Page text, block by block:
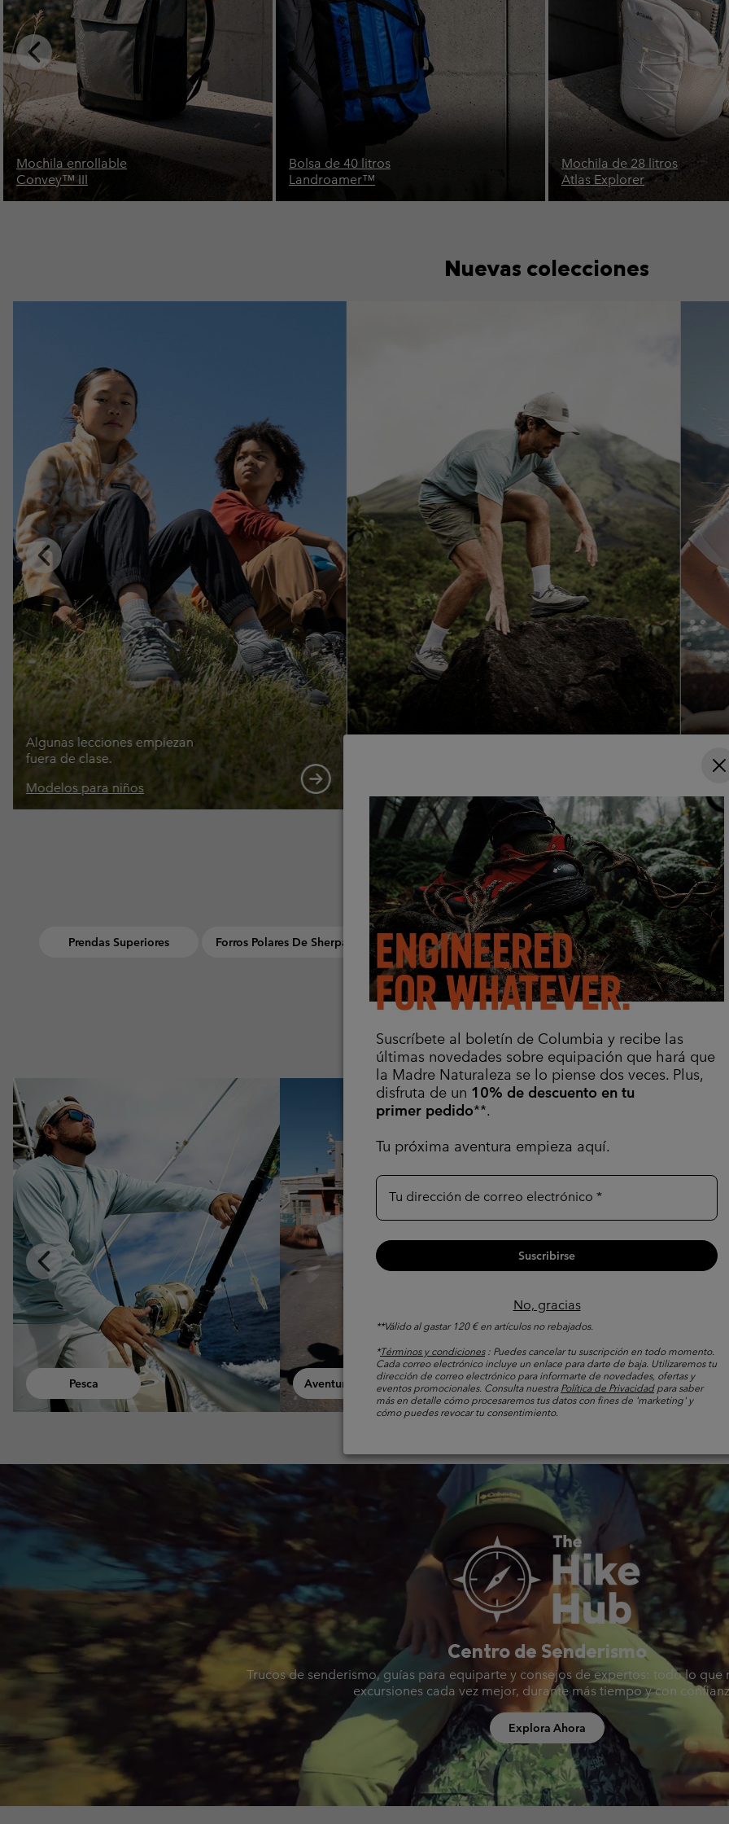
Suscríbete al boletín de Columbia y recibe las
últimas novedades sobre equipación que hará que
la Madre Naturaleza se lo piense dos veces. Plus,
disfruta de un 10% de descuento en tu
primer pedido**.
Tu próxima aventura empieza aquí.
Tu dirección de correo electrónico
Suscribirse
No, gracias
**Válido al gastar 120 € en artículos no rebajados.
*Términos y condiciones: Puedes cancelar tu suscripción en todo momento.
Cada correo electrónico incluye un enlace para darte de baja. Utilizaremos tu
dirección de correo electrónico para informarte de novedades, ofertas y
eventos promocionales. Consulta nuestraPolítica de Privacidadpara saber
más en detalle cómo procesaremos tus datos con fines de 'marketing' y
cómo puedes revocar tu consentimiento.
Previous
Slide
Bolsa de 40 litros
Landroamer™
Mochila de 28 litros
Atlas Explorer
Bolsa de 60 litros
Landroamer™
Nuevas colecciones
Previous
Slide
Algunas lecciones empiezan
fuera de clase.
Modelos para niños
con
Equípate
Prendas Superiores Forros Polares De Sherpa Prendas Inferiores De Senderismo Forros Polares Informales
Comprar por actividad
Previous
Slide
Urban Aventures collection
Aventuras Urbanas
Walking collection
Paseos Y
Excursiones
Fast
Senderismo Rápido
Centro de Senderismo
Trucos de senderismo, guías para equiparte y consejos de expertos: todo lo que
excursiones cada vez mejor, durante más tiempo y con
Explora Ahora